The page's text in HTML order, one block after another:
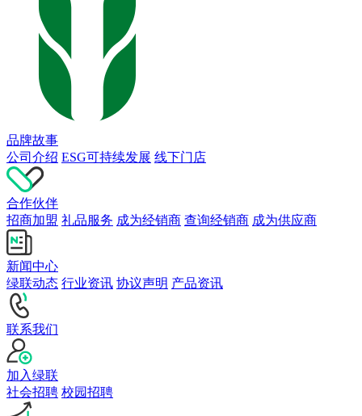
品牌故事
公司介绍 ESG可持续发展 线下门店
合作伙伴
招商加盟 礼品服务 成为经销商 查询经销商 成为供应商
新闻中心
绿联动态 行业资讯 协议声明 产品资讯
联系我们
加入绿联
社会招聘 校园招聘